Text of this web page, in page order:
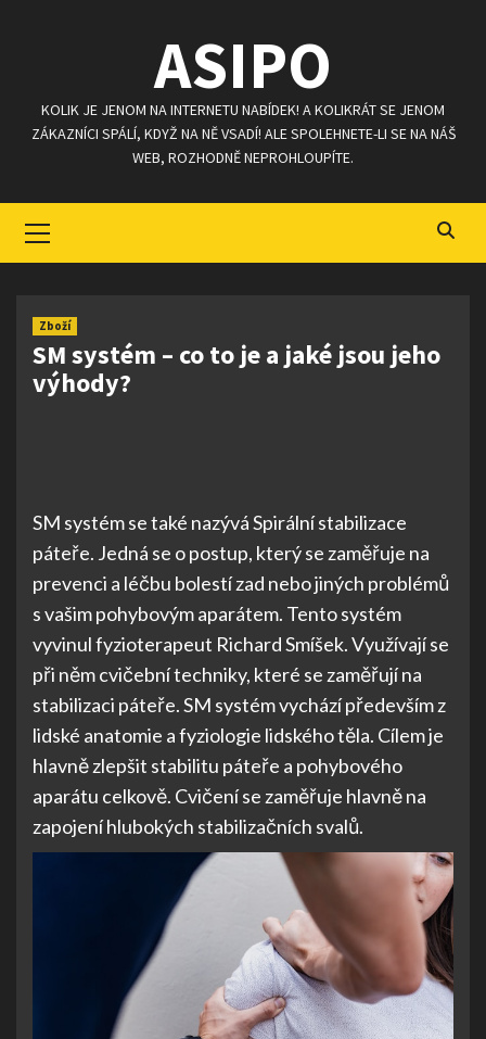
ASIPO
KOLIK JE JENOM NA INTERNETU NABÍDEK! A KOLIKRÁT SE JENOM
ZÁKAZNÍCI SPÁLÍ, KDYŽ NA NĚ VSADÍ! ALE SPOLEHNETE-LI SE NA NÁŠ
WEB, ROZHODNĚ NEPROHLOUPÍTE.
Menu
Zboží
SM systém – co to je a jaké jsou jeho
výhody?
SM systém se také nazývá Spirální stabilizace
páteře. Jedná se o postup, který se zaměřuje na
prevenci a léčbu bolestí zad nebo jiných problémů
s vašim pohybovým aparátem. Tento systém
vyvinul fyzioterapeut Richard Smíšek. Využívají se
při něm cvičební techniky, které se zaměřují na
stabilizaci páteře.SM systém vychází především z
lidské anatomie a fyziologie lidského těla. Cílem je
hlavně zlepšit stabilitu páteře a pohybového
aparátu celkově. Cvičení se zaměřuje hlavně na
zapojení hlubokých stabilizačních svalů.